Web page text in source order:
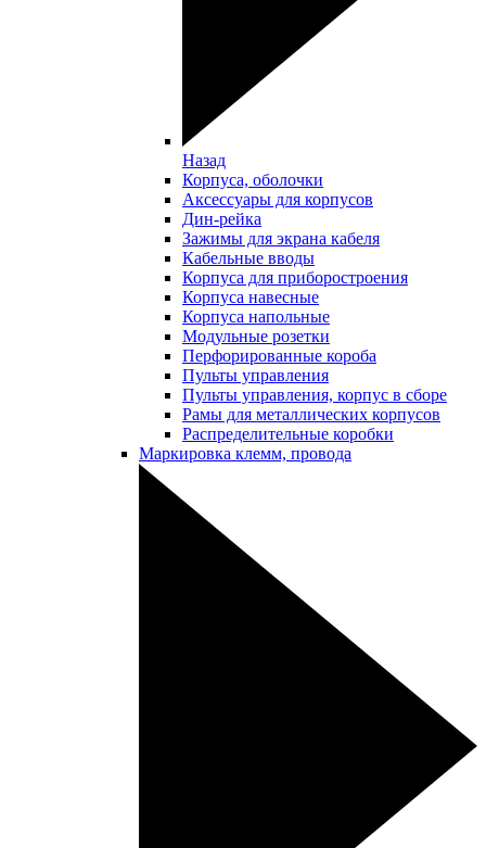
Назад
Корпуса, оболочки
Аксессуары для корпусов
Дин-рейка
Зажимы для экрана кабеля
Кабельные вводы
Корпуса для приборостроения
Корпуса навесные
Корпуса напольные
Модульные розетки
Перфорированные короба
Пульты управления
Пульты управления, корпус в сборе
Рамы для металлических корпусов
Распределительные коробки
Маркировка клемм, провода